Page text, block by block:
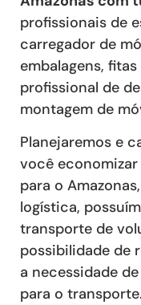
profissionais de
carregador de
embalagens,
profissional de
montagem de
Planejaremos e
você
para o
logística,
transporte de
possibilidade de
a necessidade
para o transporte.